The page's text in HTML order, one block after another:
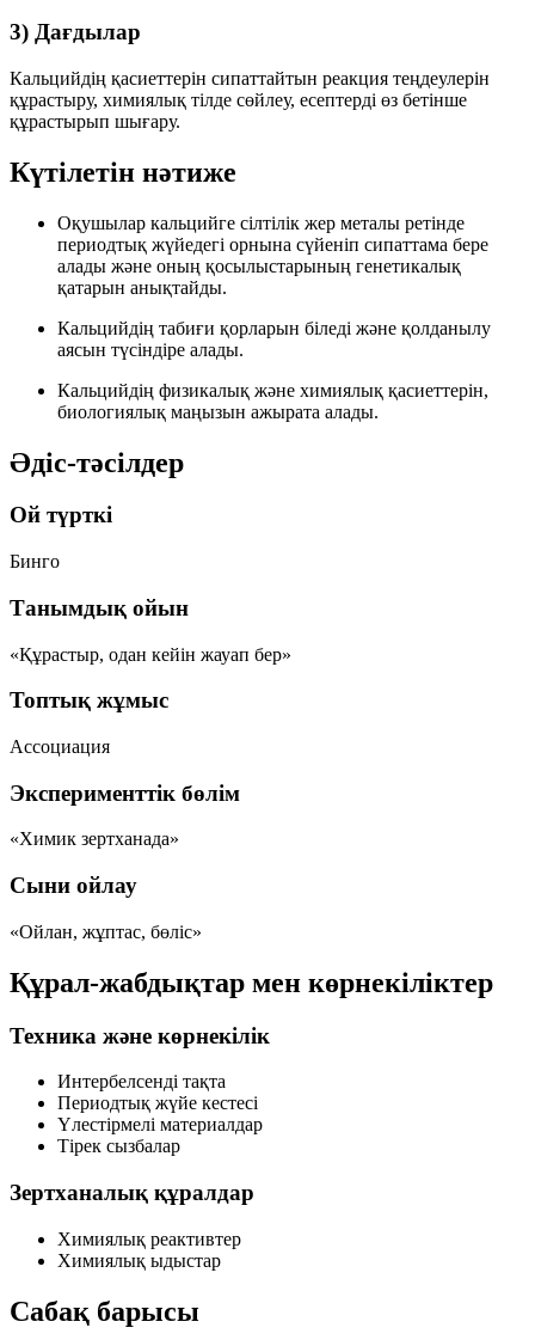
3) Дағдылар
Кальцийдің қасиеттерін сипаттайтын реакция теңдеулерін
құрастыру, химиялық тілде сөйлеу, есептерді өз бетінше
құрастырып шығару.
Күтілетін нәтиже
Оқушылар кальцийге сілтілік жер металы ретінде
периодтық жүйедегі орнына сүйеніп сипаттама бере
алады және оның қосылыстарының генетикалық
қатарын анықтайды.
Кальцийдің табиғи қорларын біледі және қолданылу
аясын түсіндіре алады.
Кальцийдің физикалық және химиялық қасиеттерін,
биологиялық маңызын ажырата алады.
Әдіс-тәсілдер
Ой түрткі
Бинго
Танымдық ойын
«Құрастыр, одан кейін жауап бер»
Топтық жұмыс
Ассоциация
Эксперименттік бөлім
«Химик зертханада»
Сыни ойлау
«Ойлан, жұптас, бөліс»
Құрал-жабдықтар мен көрнекіліктер
Техника және көрнекілік
Интербелсенді тақта
Периодтық жүйе кестесі
Үлестірмелі материалдар
Тірек сызбалар
Зертханалық құралдар
Химиялық реактивтер
Химиялық ыдыстар
Сабақ барысы